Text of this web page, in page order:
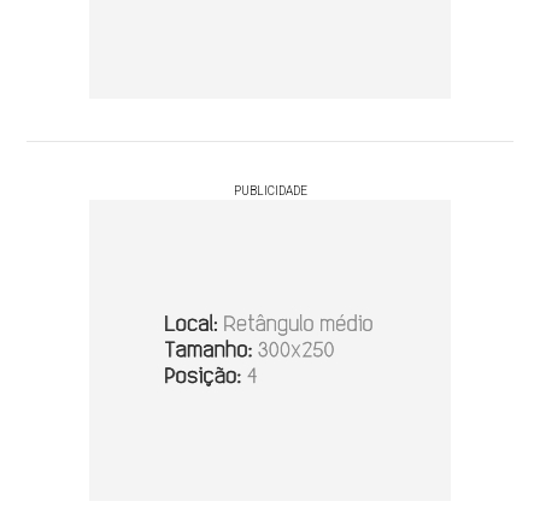
PUBLICIDADE